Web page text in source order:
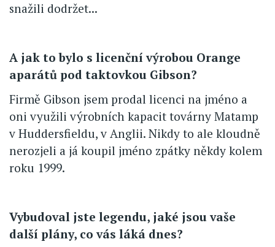
snažili dodržet...
A jak to bylo s licenční výrobou Orange
aparátů pod taktovkou Gibson?
Firmě Gibson jsem prodal licenci na jméno a
oni využili výrobních kapacit továrny Matamp
v Huddersfieldu, v Anglii. Nikdy to ale kloudně
nerozjeli a já koupil jméno zpátky někdy kolem
roku 1999.
Vybudoval jste legendu, jaké jsou vaše
další plány, co vás láká dnes?